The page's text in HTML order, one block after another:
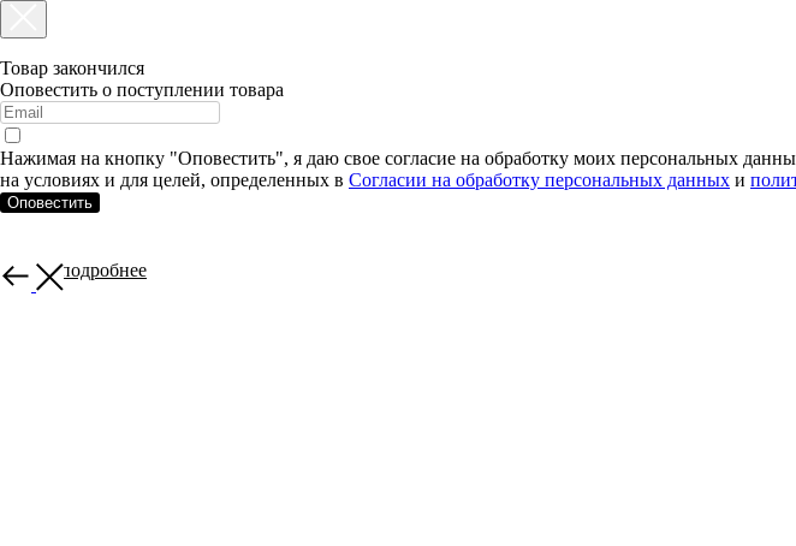
Товар закончился
Оповестить о поступлении товара
Нажимая на кнопку "Оповестить", я даю свое согласие на обработку моих персональных
на условиях и для целей, определенных в Согласии на обработку персональных данных и
Оповестить
Узнать подробнее